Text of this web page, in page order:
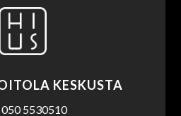
KESKUSTA
050 5530510